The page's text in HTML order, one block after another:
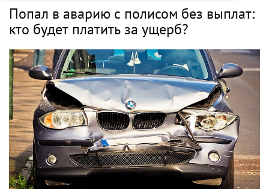
Попал в аварию с полисом без выплат:
кто будет платить за ущерб?